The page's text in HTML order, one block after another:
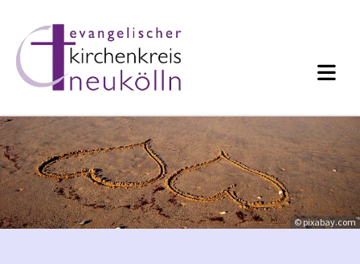
© pixabay.com